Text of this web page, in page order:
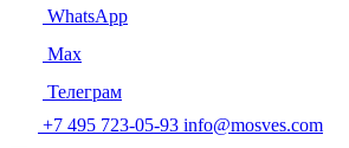
WhatsApp
Max
Телеграм
+7 495 723-05-93 info@mosves.com